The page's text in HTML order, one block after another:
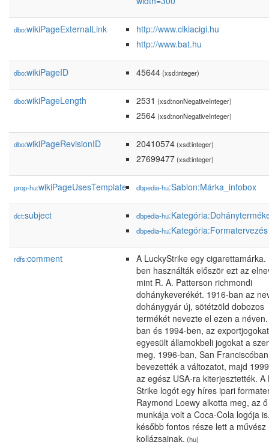
dbo:wikiPageExternalLink
http://www.cikiacigi.hu
http://www.bat.hu
dbo:wikiPageID 45644(xsd:integer)
dbo:wikiPageLength 2531 (xsd:nonNegativeInteger)
2564(xsd:nonNegativeInteger)
dbo:wikiPageRevisionID 20410574(xsd:integer)
27699477(xsd:integer)
prop-hu:wikiPageUsesTemplate dbpedia-hu:Sablon:Márka_infobox
dct:subject dbpedia-hu
dbpedia-hu:Kategória:Formatervezés
rdfs:comment
A LuckyStrike egy cigarettamárka.
ben használták először ezt az
mint R. A. Patterson richmondi
dohánykeverékét. 1916-ban az
dohánygyár új, sötétzöld dobozos
termékét nevezte el ezen a
ban és 1994-ben, az
egyesült államokbeli jogokat a
meg. 1996-ban, San Franciscóban
bevezették a változatot, majd
az egész USA-ra kiterjesztették. A
Strike logót egy híres ipari
Raymond Loewy alkotta meg, az ő
munkája volt a Coca-Cola logója
később fontos része lett a művész
kollázsainak. (hu)